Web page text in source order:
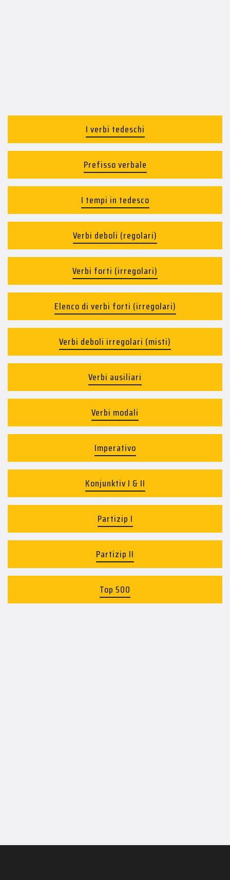
I verbi tedeschi
Prefisso verbale
I tempi in tedesco
Verbi deboli (regolari)
Verbi forti (irregolari)
Elenco di verbi forti (irregolari)
Verbi deboli irregolari (misti)
Verbi ausiliari
Verbi modali
Imperativo
Konjunktiv I & II
Partizip I
Partizip II
Top 500